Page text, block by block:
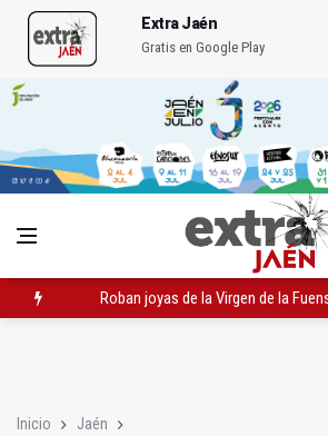
Extra Jaén
Gratis en Google Play
Roban joyas de la Virgen de la
Inicio
Jaén